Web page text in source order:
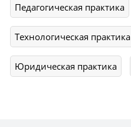
Педагогическая практика
Технологическая практика
Юридическая практика